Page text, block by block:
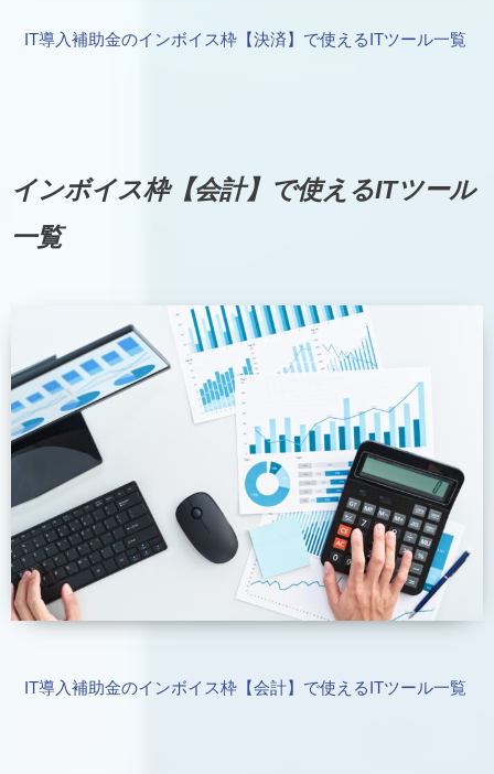
IT導入補助金のインボイス枠【決済】で使えるITツール一覧
インボイス枠【会計】で使えるITツール
一覧
IT導入補助金のインボイス枠【会計】で使えるITツール一覧